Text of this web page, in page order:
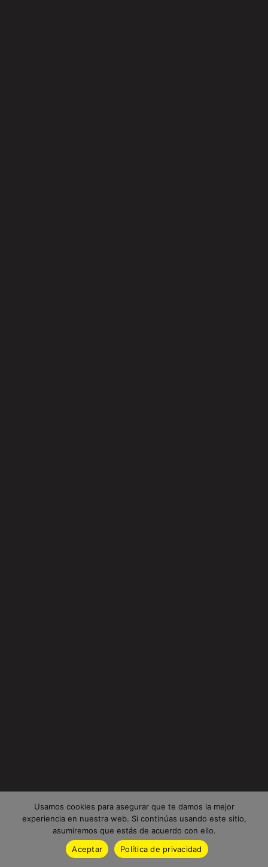
Usamos cookies para asegurar que te damos la mejor
experiencia en nuestra web. Si continúas usando este sitio,
asumiremos que estás de acuerdo con ello.
Aceptar
Política de privacidad